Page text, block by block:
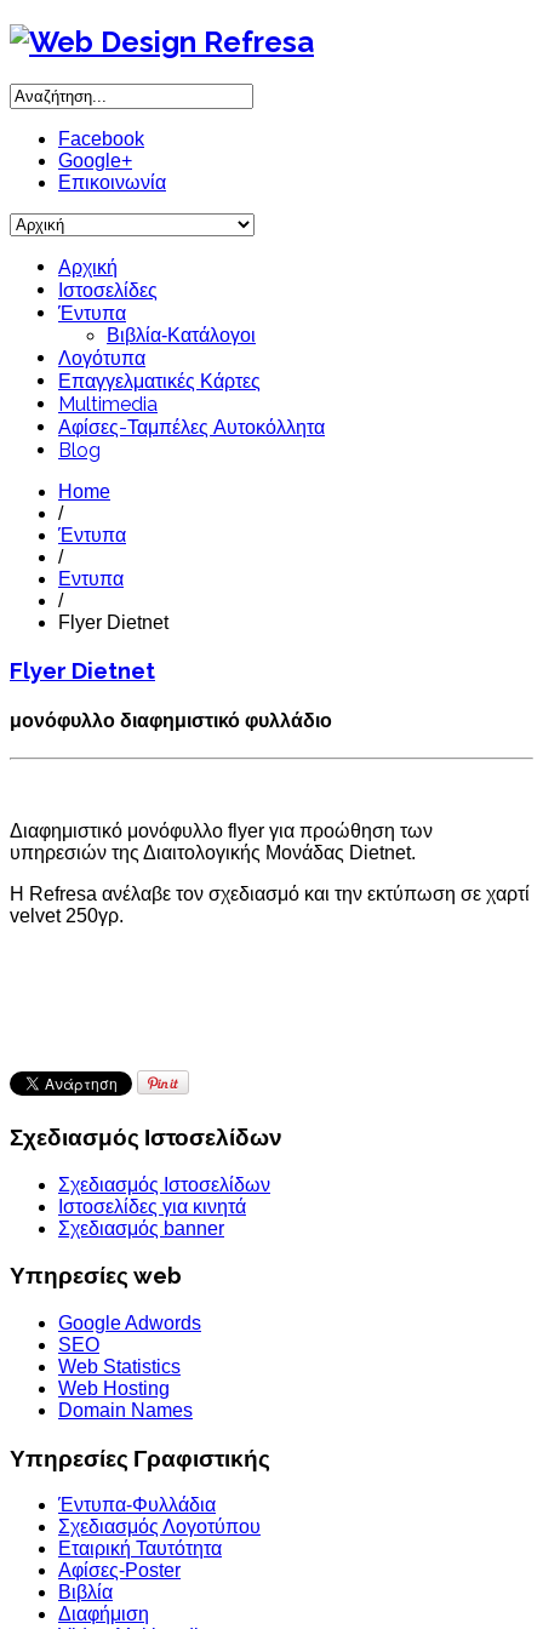
Facebook
Google+
Επικοινωνία
Αρχική
Ιστοσελίδες
Έντυπα
Βιβλία-Κατάλογοι
Λογότυπα
Επαγγελματικές Κάρτες
Multimedia
Αφίσες-Ταμπέλες Αυτοκόλλητα
Blog
Home
/
Έντυπα
/
Εντυπα
/
Flyer Dietnet
Flyer Dietnet
μονόφυλλο διαφημιστικό φυλλάδιο
Διαφημιστικό μονόφυλλο flyer για προώθηση των
υπηρεσιών της Διαιτολογικής Μονάδας Dietnet.
Η Refresa ανέλαβε τον σχεδιασμό και την εκτύπωση σε χαρτί
velvet 250γρ.
Σχεδιασμός Ιστοσελίδων
Σχεδιασμός Ιστοσελίδων
Ιστοσελίδες για κινητά
Σχεδιασμός banner
Υπηρεσίες web
Google Adwords
SEO
Web Statistics
Web Hosting
Domain Names
Υπηρεσίες Γραφιστικής
Έντυπα-Φυλλάδια
Σχεδιασμός Λογοτύπου
Εταιρική Ταυτότητα
Αφίσες-Poster
Βιβλία
Διαφήμιση